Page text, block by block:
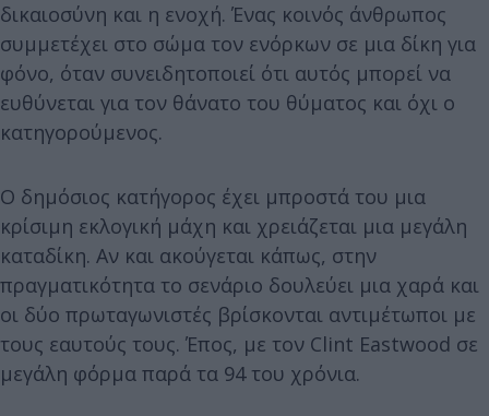
δικαιοσύνη και η ενοχή. Ένας κοινός άνθρωπος
συμμετέχει στο σώμα τον ενόρκων σε μια δίκη για
φόνο, όταν συνειδητοποιεί ότι αυτός μπορεί να
ευθύνεται για τον θάνατο του θύματος και όχι ο
κατηγορούμενος.
Ο δημόσιος κατήγορος έχει μπροστά του μια
κρίσιμη εκλογική μάχη και χρειάζεται μια μεγάλη
καταδίκη. Αν και ακούγεται κάπως, στην
πραγματικότητα το σενάριο δουλεύει μια χαρά και
οι δύο πρωταγωνιστές βρίσκονται αντιμέτωποι με
τους εαυτούς τους. Έπος, με τον Clint Eastwood σε
μεγάλη φόρμα παρά τα 94 του χρόνια.